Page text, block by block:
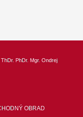
ThDr. PhDr. Mgr. Ondrej
OBRAD